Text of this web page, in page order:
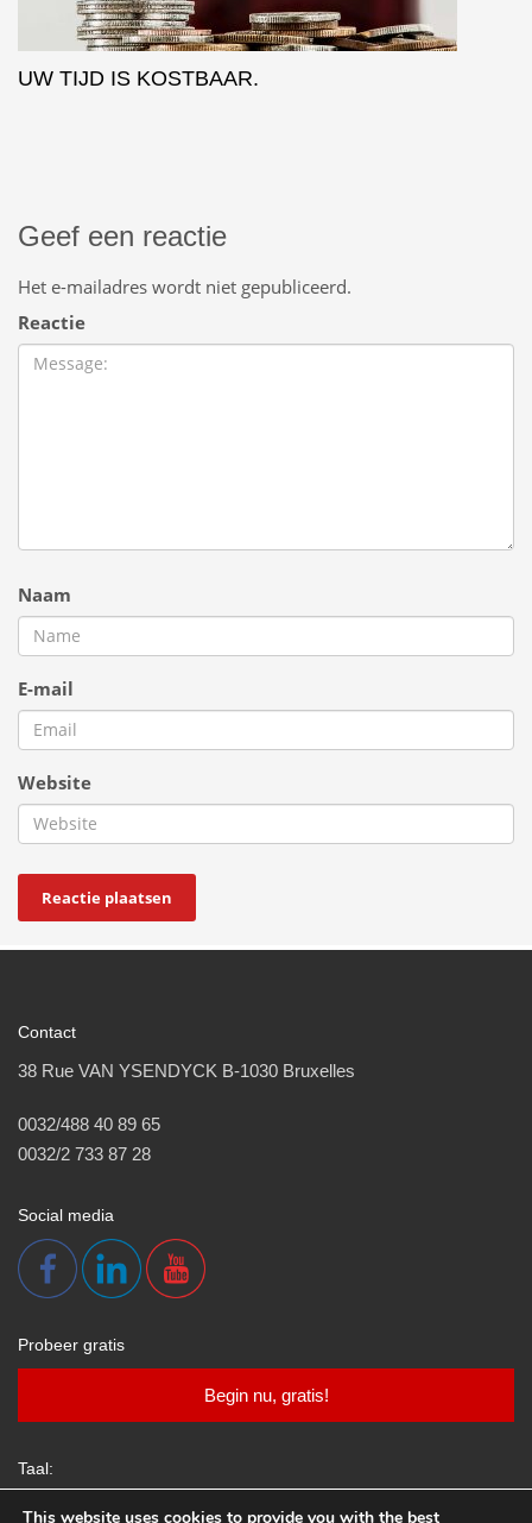
UW TIJD IS KOSTBAAR.
Geef een reactie
Het e-mailadres wordt niet gepubliceerd.
Reactie
Naam
E-mail
Website
Contact
38 Rue VAN YSENDYCK B-1030 Bruxelles
0032/488 40 89 65
0032/2 733 87 28
Social media
Probeer gratis
Begin nu, gratis!
Taal:
This website uses cookies to provide you with the best